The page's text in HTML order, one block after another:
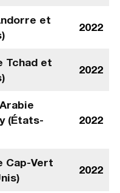
et
2022
Tchad et
2022
(États-
2022
Cap-Vert
2022